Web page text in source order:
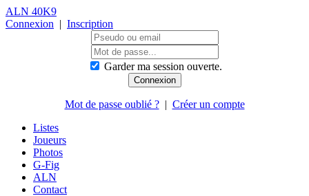
ALN 40K9
Connexion | Inscription
Garder ma session ouverte.
Mot de passe oublié ?| Créer un compte
Listes
Joueurs
Photos
G-Fig
ALN
Contact